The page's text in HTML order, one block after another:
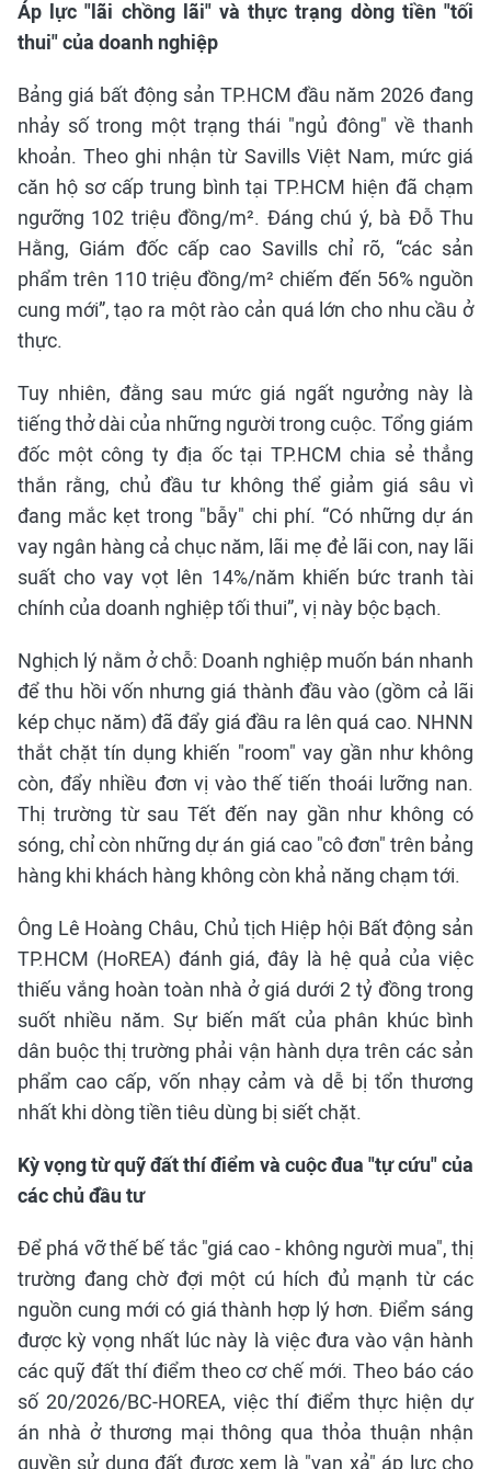
Áp lực "lãi chồng lãi" và thực trạng dòng tiền "tối
thui" của doanh nghiệp
Bảng giá bất động sản TP.HCM đầu năm 2026 đang
nhảy số trong một trạng thái "ngủ đông" về thanh
khoản. Theo ghi nhận từ Savills Việt Nam, mức giá
căn hộ sơ cấp trung bình tại TP.HCM hiện đã chạm
ngưỡng 102 triệu đồng/m². Đáng chú ý, bà Đỗ Thu
Hằng, Giám đốc cấp cao Savills chỉ rõ, “các sản
phẩm trên 110 triệu đồng/m² chiếm đến 56% nguồn
cung mới”, tạo ra một rào cản quá lớn cho nhu cầu ở
thực.
Tuy nhiên, đằng sau mức giá ngất ngưởng này là
tiếng thở dài của những người trong cuộc. Tổng giám
đốc một công ty địa ốc tại TP.HCM chia sẻ thẳng
thắn rằng, chủ đầu tư không thể giảm giá sâu vì
đang mắc kẹt trong "bẫy" chi phí. “Có những dự án
vay ngân hàng cả chục năm, lãi mẹ đẻ lãi con, nay lãi
suất cho vay vọt lên 14%/năm khiến bức tranh tài
chính của doanh nghiệp tối thui”, vị này bộc bạch.
Nghịch lý nằm ở chỗ: Doanh nghiệp muốn bán nhanh
để thu hồi vốn nhưng giá thành đầu vào (gồm cả lãi
kép chục năm) đã đẩy giá đầu ra lên quá cao. NHNN
thắt chặt tín dụng khiến "room" vay gần như không
còn, đẩy nhiều đơn vị vào thế tiến thoái lưỡng nan.
Thị trường từ sau Tết đến nay gần như không có
sóng, chỉ còn những dự án giá cao "cô đơn" trên bảng
hàng khi khách hàng không còn khả năng chạm tới.
Ông Lê Hoàng Châu, Chủ tịch Hiệp hội Bất động sản
TP.HCM (HoREA) đánh giá, đây là hệ quả của việc
thiếu vắng hoàn toàn nhà ở giá dưới 2 tỷ đồng trong
suốt nhiều năm. Sự biến mất của phân khúc bình
dân buộc thị trường phải vận hành dựa trên các sản
phẩm cao cấp, vốn nhạy cảm và dễ bị tổn thương
nhất khi dòng tiền tiêu dùng bị siết chặt.
Kỳ vọng từ quỹ đất thí điểm và cuộc đua "tự cứu" của
các chủ đầu tư
Để phá vỡ thế bế tắc "giá cao - không người mua", thị
trường đang chờ đợi một cú hích đủ mạnh từ các
nguồn cung mới có giá thành hợp lý hơn. Điểm sáng
được kỳ vọng nhất lúc này là việc đưa vào vận hành
các quỹ đất thí điểm theo cơ chế mới. Theo báo cáo
số 20/2026/BC-HOREA, việc thí điểm thực hiện dự
án nhà ở thương mại thông qua thỏa thuận nhận
quyền sử dụng đất được xem là "van xả" áp lực cho